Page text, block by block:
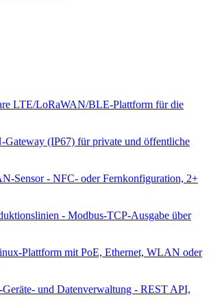
LTE/LoRaWAN/BLE-Plattform für die
Gateway (IP67) für private und öffentliche
Sensor - NFC- oder Fernkonfiguration, 2+
- Modbus-TCP-Ausgabe über
Plattform mit PoE, Ethernet, WLAN oder
und Datenverwaltung - REST API,